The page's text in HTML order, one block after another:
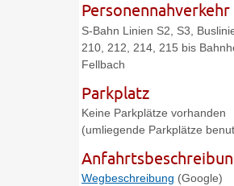
Personennahverkehr
S-Bahn Linien S2, S3,
210, 212, 214, 215 bis
Fellbach
Parkplatz
Keine Parkplätze vorhanden
(umliegende Parkplätze
Wegbeschreibung (Google)